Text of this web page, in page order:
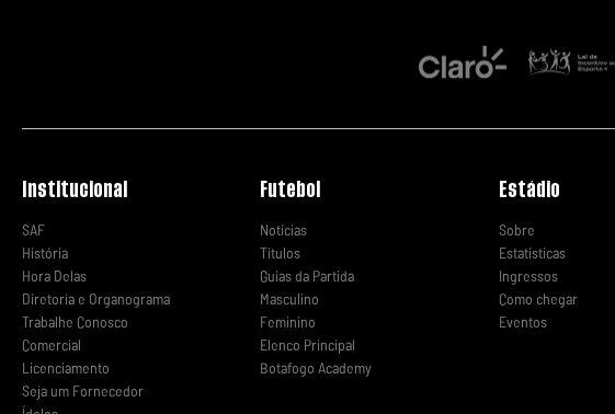
Institucional
SAF
História
Hora Delas
Diretoria e Organograma
Trabalhe Conosco
Comercial
Licenciamento
Seja um Fornecedor
Futebol
Notícias
Títulos
Guias da Partida
Masculino
Feminino
Elenco Principal
Botafogo Academy
Estádio
Sobre
Estatísticas
Ingressos
Como chegar
Eventos